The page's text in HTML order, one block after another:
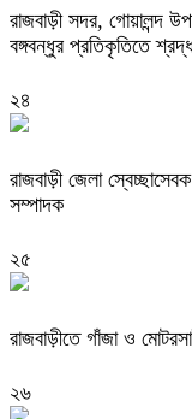
রাজবাড়ী সদর, গোয়ালন্দ
বঙ্গবন্ধুর প্রতিকৃতিতে
২৪
রাজবাড়ী জেলা
সম্পাদক
২৫
রাজবাড়ীতে গাঁজা ও
২৬